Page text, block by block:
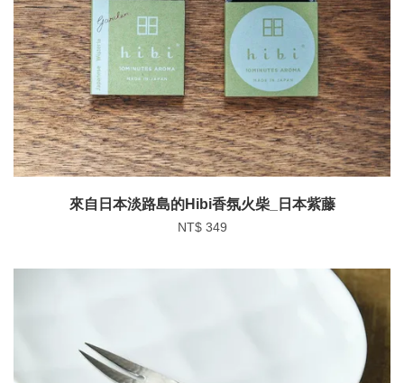
來自日本淡路島的Hibi香氛火柴_日本紫藤
NT$ 349